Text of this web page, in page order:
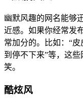
幽默风趣的网名能够
近感。如果你经常发
常加分的。比如：“
到停不下来”等，这
笑。
酷炫风